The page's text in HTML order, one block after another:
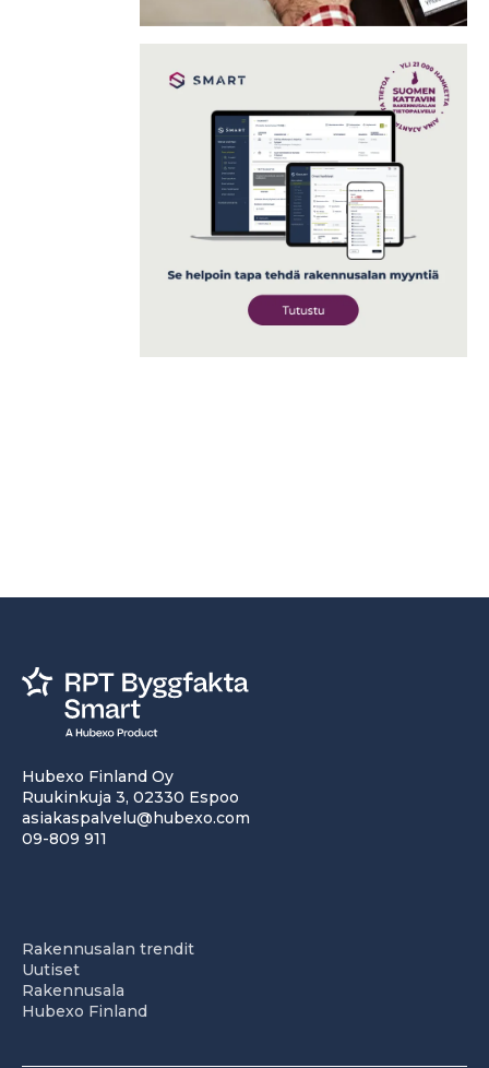
Hubexo Finland Oy
Ruukinkuja 3, 02330 Espoo
asiakaspalvelu@hubexo.com
09-809 911
Rakennusalan trendit
Uutiset
Rakennusala
Hubexo Finland